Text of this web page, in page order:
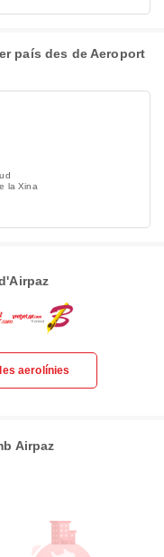
país des de Aeroport
la Xina
aerolínies
Airpaz